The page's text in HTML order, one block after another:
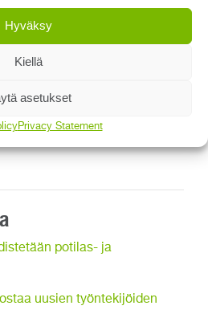
Hyväksy
Kiellä
asetukset
Privacy Statement
ja tarvittaessa
täydennyskoulutukseen.
on herättänyt laajasti
toiminnon käyttöönottoa
sisäiseen toimintaan
potilas- ja
uusien työntekijöiden